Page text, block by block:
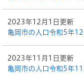
2023年12月1日更新
亀岡市の人口令和5年
2023年11月1日更新
亀岡市の人口令和5年